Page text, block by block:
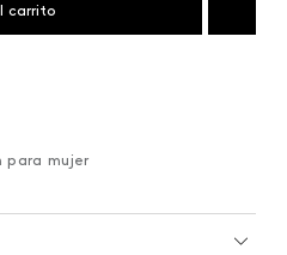
carrito
para mujer